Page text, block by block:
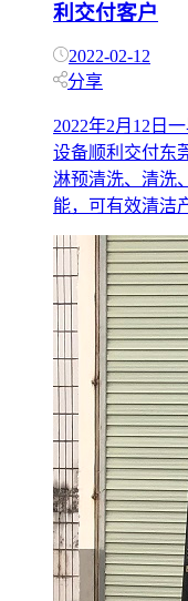
利交付客户
2022-02-12
分享
2022年2月12日
设备顺利交付东
淋预清洗、清洗
能，可有效清洁